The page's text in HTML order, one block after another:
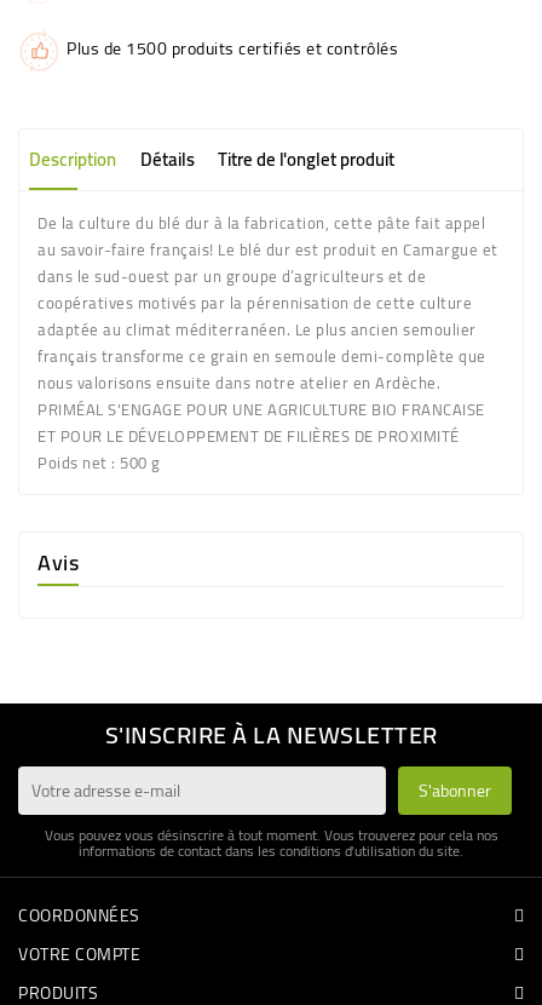
Plus de 1500 produits certifiés et contrôlés
Description Détails Titre de l'onglet produit
De la culture du blé dur à la fabrication, cette pâte fait appel
au savoir-faire français! Le blé dur est produit en Camargue et
dans le sud-ouest par un groupe d’agriculteurs et de
coopératives motivés par la pérennisation de cette culture
adaptée au climat méditerranéen. Le plus ancien semoulier
français transforme ce grain en semoule demi-complète que
nous valorisons ensuite dans notre atelier en Ardèche.
PRIMÉAL S'ENGAGE POUR UNE AGRICULTURE BIO FRANCAISE
ET POUR LE DÉVELOPPEMENT DE FILIÈRES DE PROXIMITÉ
Poids net : 500 g
Avis
S'INSCRIRE À LA NEWSLETTER
Vous pouvez vous désinscrire à tout moment. Vous trouverez pour cela nos
informations de contact dans les conditions d'utilisation du site.
COORDONNÉES
VOTRE COMPTE
PRODUITS